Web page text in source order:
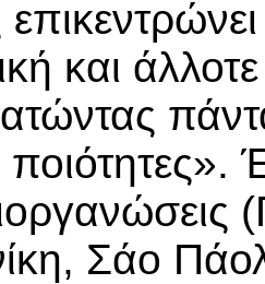
και
Σάο